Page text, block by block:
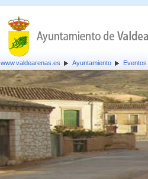
www.valdearenas.es Ayuntamiento Eventos